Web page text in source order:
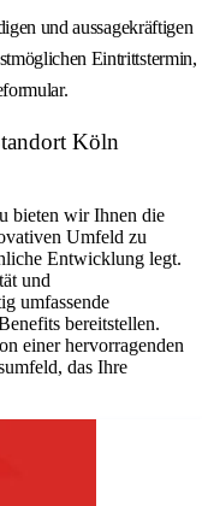
und aussagekräftigen
Eintrittstermin,
Köln
bieten wir Ihnen die
Umfeld zu
Entwicklung legt.
und
umfassende
bereitstellen.
einer hervorragenden
das Ihre